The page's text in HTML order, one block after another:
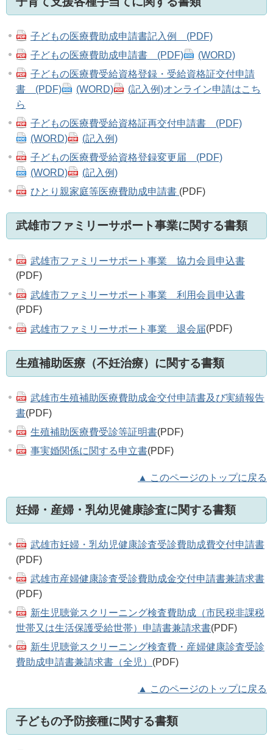
子どもの医療費助成申請書記入例 (PDF)
子どもの医療費助成申請書 (PDF)
(WORD)
子どもの医療費受給資格登録・受給資格証交付申請
書 (PDF)
(WORD) (記入例)オンライン申請はこち
ら
子どもの医療費受給資格証再交付申請書 (PDF)
(WORD)
(記入例)
子どもの医療費受給資格登録変更届 (PDF)
(WORD)
(記入例)
ひとり親家庭等医療費助成申請書 (PDF)
武雄市ファミリーサポート事業に関する書類
武雄市ファミリーサポート事業 協力会員申込書
(PDF)
武雄市ファミリーサポート事業 利用会員申込書
(PDF)
武雄市ファミリーサポート事業 退会届(PDF)
生殖補助医療（不妊治療）に関する書類
武雄市生殖補助医療費助成金交付申請書及び実績報告
書(PDF)
生殖補助医療費受診等証明書(PDF)
事実婚関係に関する申立書(PDF)
▲ このページのトップに戻る
妊婦・産婦・乳幼児健康診査に関する書類
武雄市妊婦・乳幼児健康診査受診費助成費交付申請書
(PDF)
武雄市産婦健康診査受診費助成金交付申請書兼請求書
(PDF)
新生児聴覚スクリーニング検査費助成（市民税非課税
世帯又は生活保護受給世帯）申請書兼請求書(PDF)
新生児聴覚スクリーニング検査費・産婦健康診査受診
費助成申請書兼請求書（全児） (PDF)
▲ このページのトップに戻る
子どもの予防接種に関する書類